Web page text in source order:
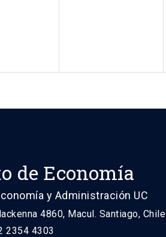
de Economía
y Administración UC
4860, Macul. Santiago, Chile
2354 4303